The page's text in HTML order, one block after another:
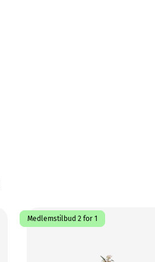
Medlemstilbud 2 for 1